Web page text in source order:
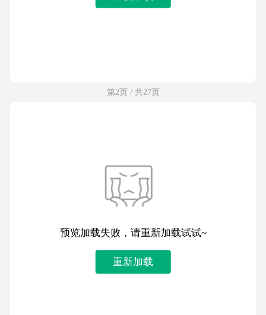
第2页 / 共27页
预览加载失败，请重新加载试试~
重新加载